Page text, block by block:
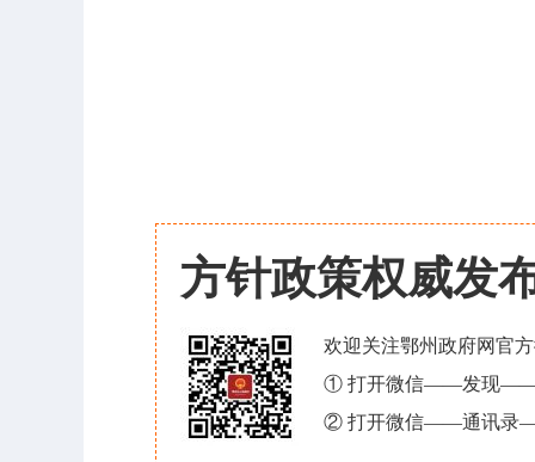
方针政策权威发
欢迎关注鄂州政府网官
① 打开微信——发现——
② 打开微信——通讯录